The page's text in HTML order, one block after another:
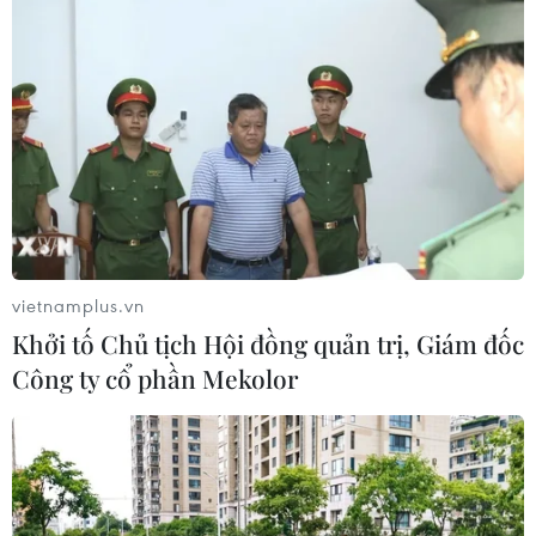
Sở hữu trí tuệ
Quy định sử dụng
RSS
Hỗ trợ
Ngôn ngữ
TTXVN
Dịch vụ tin
Quảng cáo
Liên hệ
Giấy phép số: 1374/GP-BTTTT do Bộ Thông tin và Truyền thông
cấp ngày 11/9/2008.
Quảng cáo: Phó TBT Nguyễn Thị Tám: 093.5958688, Email:
tamvna@gmail.com
Điện thoại: (024) 39411349 - (024) 39411348, Fax: (024)
39411348
vietnamplus.vn
Khởi tố Chủ tịch Hội đồng quản trị, Giám đốc
Công ty cổ phần Mekolor